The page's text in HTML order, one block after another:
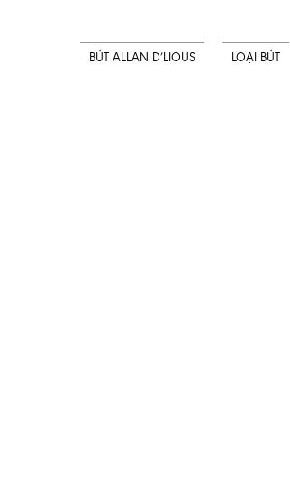
BÚT ALLAN D’LIOUS LOẠI BÚT